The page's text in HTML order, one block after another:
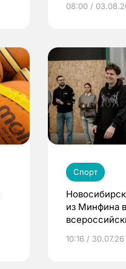
08:00 /
Спорт
из Минфина
10:16 / 30.07.26